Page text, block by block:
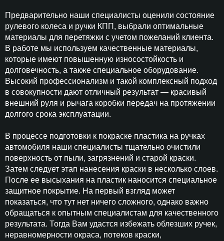
Предварительно наши специалисты оценили состояние
рулевого колеса и ручки КПП, выбрали оптимальные
материалы для перетяжки с учетом пожеланий клиента.
В работе мы используем качественные материалы,
которые имеют повышенную износостойкость и
долговечность, а также специальное оборудование.
Высокий профессионализм и такой комплексный подход
в совокупности дают отличный результат — красивый
внешний руля и рычага коробки передач на протяжении
долгого срока эксплуатации.
В процессе подготовки к покраске пластика на ручках
автомобиля наши специалисты тщательно очистили
поверхность от пыли, загрязнений и старой краски.
Затем следует этап нанесения краски в несколько слоев.
После ее высыхания на пластик наносится специальное
защитное покрытие. На первый взгляд может
показаться, что тут нет ничего сложного, однако важно
обращаться к опытным специалистам для качественного
результата. Тогда Вам удастся избежать облезших ручек,
неравномерности окраса, потеков краски,